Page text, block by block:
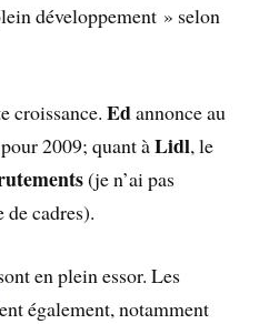
développement » selon
croissance.Edannonce au
pour 2009; quant àLidl, le
(je n’ai pas
cadres).
en plein essor. Les
également, notamment